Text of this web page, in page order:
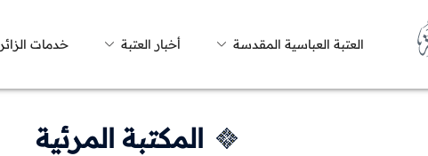
العتبة العباسية المقدسة أخبار العتبة خدمات الزائر
المكتبة المرئية